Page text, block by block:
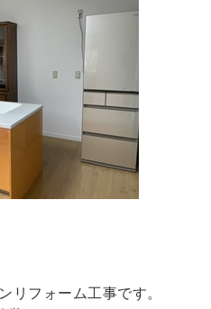
リフォーム工事です。